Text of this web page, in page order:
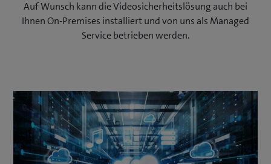
Auf Wunsch kann die Videosicherheitslösung auch bei
Ihnen On-Premises installiert und von uns als Managed
Service betrieben werden.